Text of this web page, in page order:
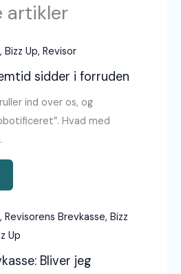
artikler
sidder i forruden
ind over os, og
Hvad med
Bliver jeg